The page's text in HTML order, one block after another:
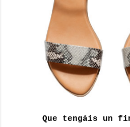
Que tengáis un